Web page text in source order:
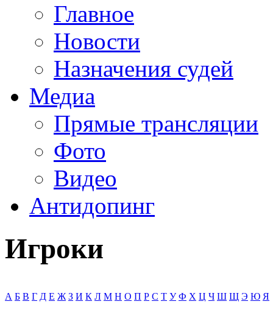
Главное
Новости
Назначения судей
Медиа
Прямые трансляции
Фото
Видео
Антидопинг
Игроки
А Б В Г Д Е Ж З И К Л М Н О П Р С Т У Ф Х Ц Ч Ш Щ Э Ю Я